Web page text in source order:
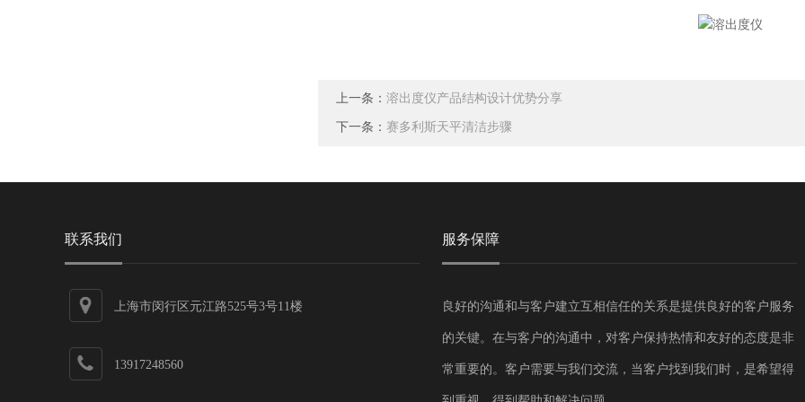
上一条： 溶出度仪产品结构设计优势分享
下一条： 赛多利斯天平清洁步骤
联系我们
上海市闵行区元江路525号3号11楼
13917248560
服务保障
良好的沟通和与客户建立互相信任的关系是提供良好的客户服务
的关键。在与客户的沟通中，对客户保持热情和友好的态度是非
常重要的。客户需要与我们交流，当客户找到我们时，是希望得